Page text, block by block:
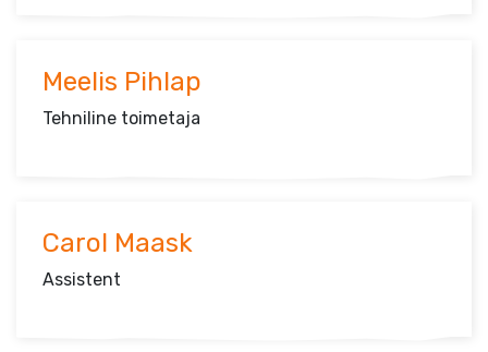
Meelis Pihlap
Tehniline toimetaja
Carol Maask
Assistent